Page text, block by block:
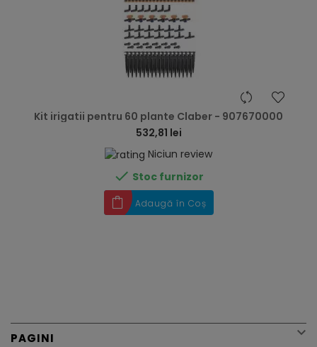
Kit irigatii pentru 60 plante Claber - 907670000
532,81 lei
Niciun review
 Stoc furnizor
Adaugă în Coș
PAGINI 